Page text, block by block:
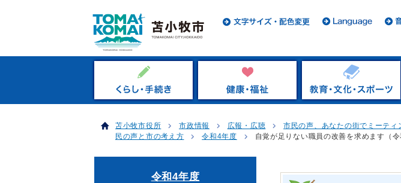
苫小牧市役所 市政情報 広報・広聴 市民の声、あなたの街でミーテ
民の声と市の考え方
令和4年度 自覚が足りない職員の改善を求めます（令
令和4年度